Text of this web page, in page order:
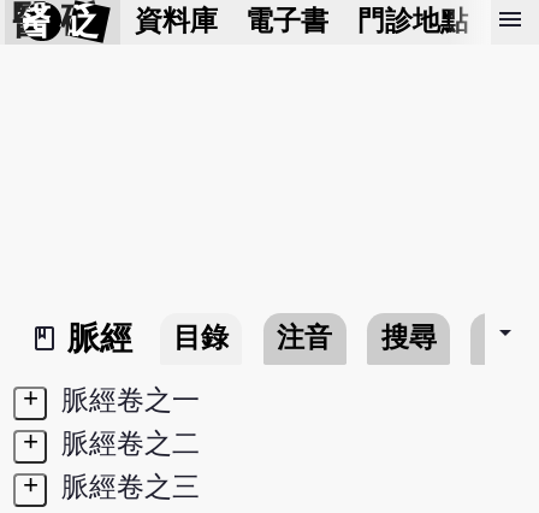
醫 砭 資料庫 電子書 門診地點 預
menu
book_2
脈經 目錄 注音 搜尋 書介
arrow_drop_down
+
脈經卷之一
+
脈經卷之二
+
脈經卷之三